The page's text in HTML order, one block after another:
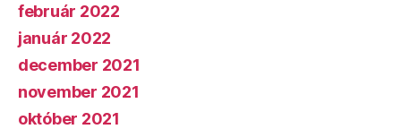
február 2022
január 2022
december 2021
november 2021
október 2021